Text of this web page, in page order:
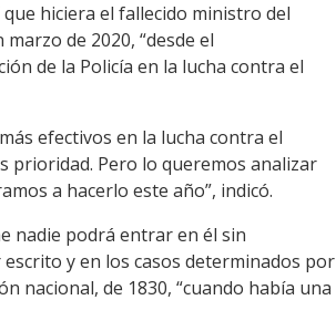
hiciera el fallecido ministro del
de 2020, “desde el
de la Policía en la lucha contra el
efectivos en la lucha contra el
prioridad. Pero lo queremos analizar
a hacerlo este año”, indicó.
nadie podrá entrar en él sin
y en los casos determinados por
nacional, de 1830, “cuando había una